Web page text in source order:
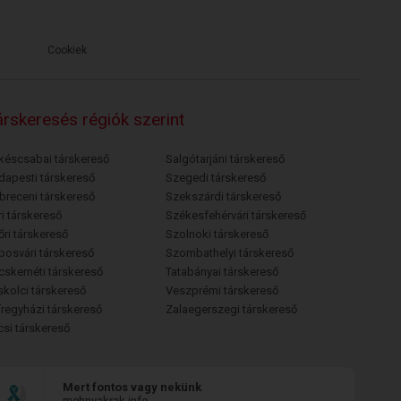
Cookiek
régiók szerint
társkereső
társkereső
társkereső
társkereső
társkereső
társkereső
társkereső
társkereső
társkereső
társkereső
Salgótarjáni társkereső
Szegedi társkereső
Szekszárdi társkereső
Székesfehérvári társkereső
Szolnoki társkereső
Szombathelyi társkereső
Tatabányai társkereső
Veszprémi társkereső
Zalaegerszegi társkereső
Mert fontos vagy nekünk